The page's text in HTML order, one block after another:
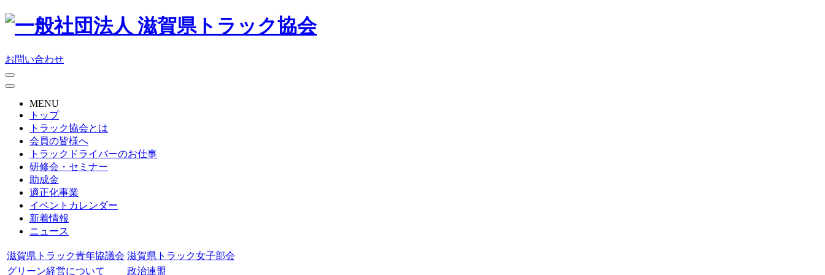
お問い合わせ
MENU
トップ
トラック協会とは
会員の皆様へ
トラックドライバーのお仕事
研修会・セミナー
助成金
適正化事業
イベントカレンダー
新着情報
ニュース
滋賀県トラック青年協議会 滋賀県トラック女子部会
グリーン経営について
政治連盟